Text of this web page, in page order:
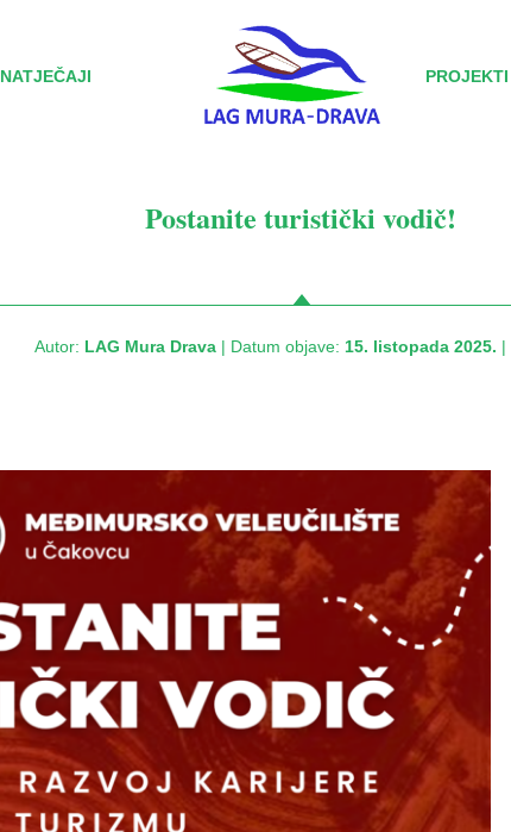
NATJEČAJI PROJEKTI
Postanite turistički vodič!
Autor: LAG Mura Drava | Datum objave: 15. listopada 2025. |